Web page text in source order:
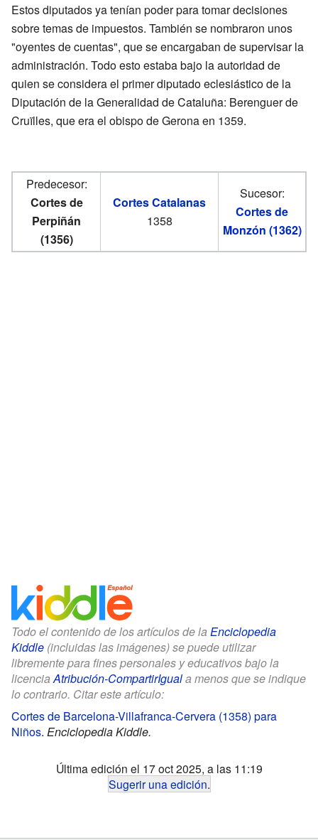
Estos diputados ya tenían poder para tomar decisiones
sobre temas de impuestos. También se nombraron unos
"oyentes de cuentas", que se encargaban de supervisar la
administración. Todo esto estaba bajo la autoridad de
quien se considera el primer diputado eclesiástico de la
Diputación de la Generalidad de Cataluña: Berenguer de
Cruïlles, que era el obispo de Gerona en 1359.
Predecesor:
Cortes de
Perpiñán
(1356)
Cortes Catalanas
1358
Sucesor:
Cortes de
Monzón (1362)
Todo el contenido de los artículos de la Enciclopedia
Kiddle (incluidas las imágenes) se puede utilizar
libremente para fines personales y educativos bajo la
licencia Atribución-CompartirIguala menos que se indique
lo contrario. Citar este artículo:
Cortes de Barcelona-Villafranca-Cervera (1358) para
Niños. Enciclopedia Kiddle.
Última edición el 17 oct 2025, a las 11:19
Sugerir una edición.